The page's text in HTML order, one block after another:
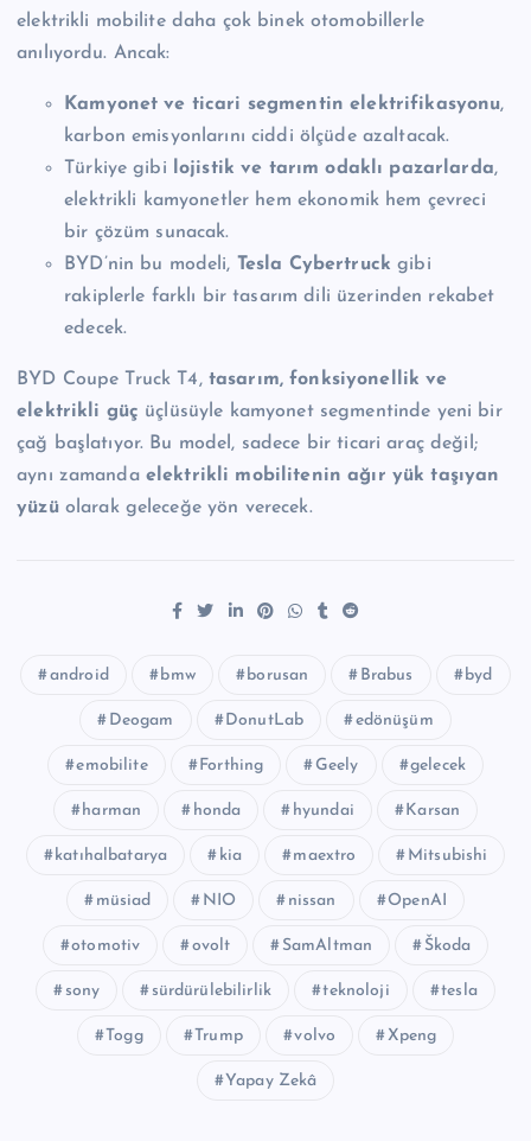
elektrikli mobilite daha çok binek otomobillerle
anılıyordu. Ancak:
Kamyonet ve ticari segmentin elektrifikasyonu,
karbon emisyonlarını ciddi ölçüde azaltacak.
Türkiye gibi
lojistik ve tarım odaklı pazarlarda,
elektrikli kamyonetler hem ekonomik hem çevreci
bir çözüm sunacak.
BYD’nin bu modeli, Tesla Cybertruck gibi
rakiplerle farklı bir tasarım dili üzerinden rekabet
edecek.
BYD Coupe Truck T4, tasarım, fonksiyonellik ve
elektrikli güç üçlüsüyle kamyonet segmentinde yeni bir
çağ başlatıyor. Bu model, sadece bir ticari araç değil;
aynı zamanda elektrikli mobilitenin ağır yük taşıyan
yüzüolarak geleceğe yön verecek.
android bmw borusan Brabus byd
Deogam DonutLab edönüşüm
emobilite Forthing Geely gelecek
harman honda hyundai Karsan
katıhalbatarya kia maextro Mitsubishi
müsiad NIO nissan OpenAI
otomotiv ovolt SamAltman Škoda
sony sürdürülebilirlik teknoloji tesla
Togg Trump volvo Xpeng
Yapay Zekâ